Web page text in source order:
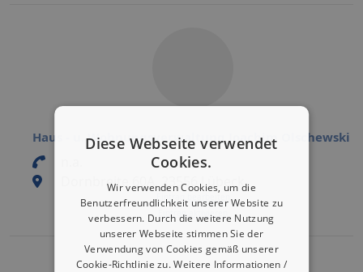
Haus - u. Wohnungsverwaltung Joachim Olschewski
Dornbreite 60A, 23556 Lübeck
Eintrag bearbeiten
Eintrag aktivieren
Diese Webseite verwendet
Cookies.
Wir verwenden Cookies, um die
Benutzerfreundlichkeit unserer Website zu
verbessern. Durch die weitere Nutzung
unserer Webseite stimmen Sie der
Verwendung von Cookies gemäß unserer
Cookie-Richtlinie zu.Weitere Informationen /